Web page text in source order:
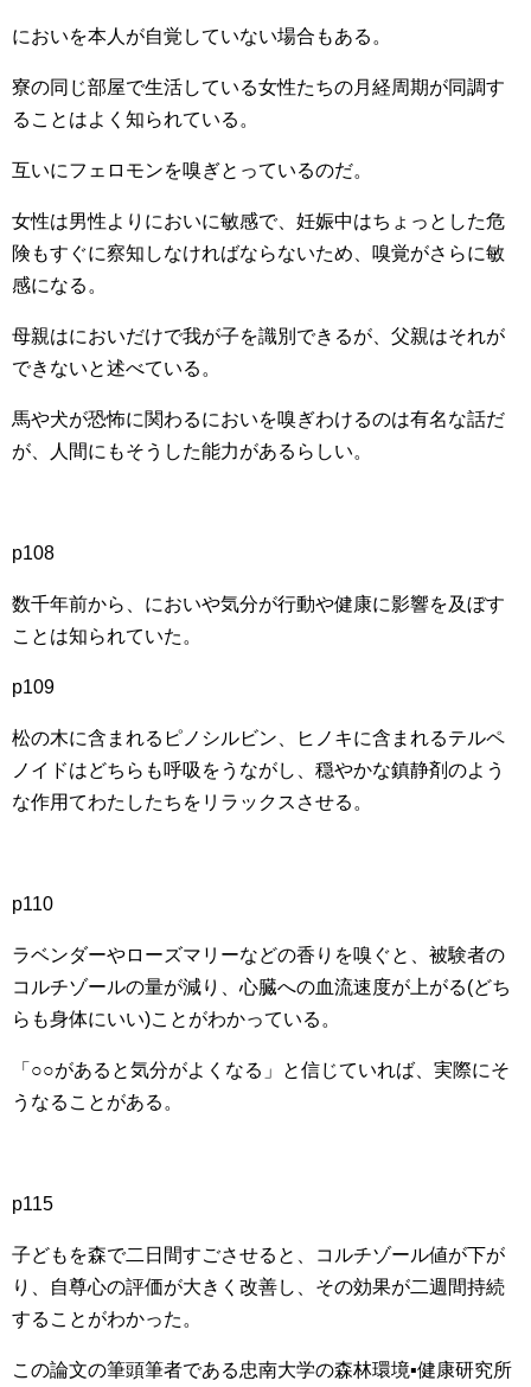
においを本人が自覚していない場合もある。
寮の同じ部屋で生活している女性たちの月経周期が同調す
ることはよく知られている。
互いにフェロモンを嗅ぎとっているのだ。
女性は男性よりにおいに敏感で、妊娠中はちょっとした危
険もすぐに察知しなければならないため、嗅覚がさらに敏
感になる。
母親はにおいだけで我が子を識別できるが、父親はそれが
できないと述べている。
馬や犬が恐怖に関わるにおいを嗅ぎわけるのは有名な話だ
が、人間にもそうした能力があるらしい。
p108
数千年前から、においや気分が行動や健康に影響を及ぼす
ことは知られていた。
p109
松の木に含まれるピノシルビン、ヒノキに含まれるテルペ
ノイドはどちらも呼吸をうながし、穏やかな鎮静剤のよう
な作用てわたしたちをリラックスさせる。
p110
ラベンダーやローズマリーなどの香りを嗅ぐと、被験者の
コルチゾールの量が減り、心臓への血流速度が上がる(どち
らも身体にいい)ことがわかっている。
「○○があると気分がよくなる」と信じていれば、実際にそ
うなることがある。
p115
子どもを森で二日間すごさせると、コルチゾール値が下が
り、自尊心の評価が大きく改善し、その効果が二週間持続
することがわかった。
この論文の筆頭筆者である忠南大学の森林環境▪健康研究所